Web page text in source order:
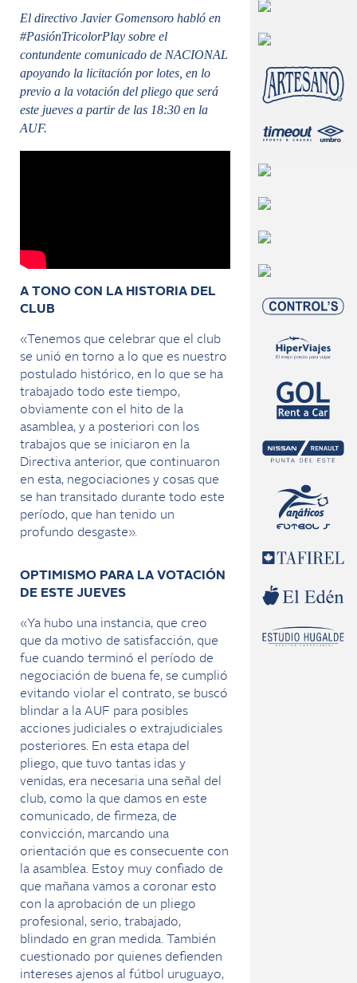
El directivo Javier Gomensoro habló en
#PasiónTricolorPlay sobre el
contundente comunicado de NACIONAL
apoyando la licitación por lotes, en lo
previo a la votación del pliego que será
este jueves a partir de las 18:30 en la
AUF.
A TONO CON LA HISTORIA DEL
CLUB
«Tenemos que celebrar que el club
se unió en torno a lo que es nuestro
postulado histórico, en lo que se ha
trabajado todo este tiempo,
obviamente con el hito de la
asamblea, y a posteriori con los
trabajos que se iniciaron en la
Directiva anterior, que continuaron
en esta, negociaciones y cosas que
se han transitado durante todo este
período, que han tenido un
profundo desgaste».
OPTIMISMO PARA LA VOTACIÓN
DE ESTE JUEVES
«Ya hubo una instancia, que creo
que da motivo de satisfacción, que
fue cuando terminó el período de
negociación de buena fe, se cumplió
evitando violar el contrato, se buscó
blindar a la AUF para posibles
acciones judiciales o extrajudiciales
posteriores. En esta etapa del
pliego, que tuvo tantas idas y
venidas, era necesaria una señal del
club, como la que damos en este
comunicado, de firmeza, de
convicción, marcando una
orientación que es consecuente con
la asamblea. Estoy muy confiado de
que mañana vamos a coronar esto
con la aprobación de un pliego
profesional, serio, trabajado,
blindado en gran medida. También
cuestionado por quienes defienden
intereses ajenos al fútbol uruguayo,